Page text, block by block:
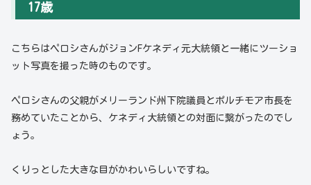
17歳
こちらはペロシさんがジョンFケネディ元大統領と一緒にツーショ
ット写真を撮った時のものです。
ペロシさんの父親がメリーランド州下院議員とポルチモア市長を
務めていたことから、ケネディ大統領との対面に繋がったのでし
ょう。
くりっとした大きな目がかわいらしいですね。